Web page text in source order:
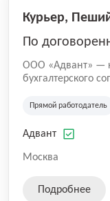
Курьер,
По
ООО «Адвант» —
бухгалтерского
лиц и
Прямой работодатель
Адвант
Москва
Подробнее